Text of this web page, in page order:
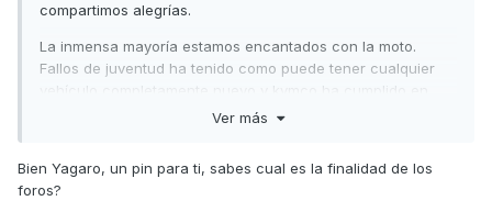
compartimos alegrías.
La inmensa mayoría estamos encantados con la moto.
Fallos de juventud ha tenido como puede tener cualquier
vehículo completamente nuevo y kymco ha cumplido en
que son los mismos escribiendo en todos los post.
Ver más
Bien Yagaro, un pin para ti, sabes cual es la finalidad de los
foros?